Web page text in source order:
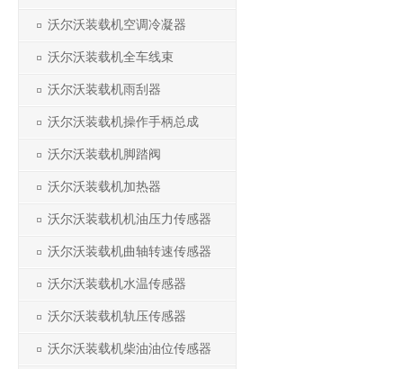
沃尔沃装载机空调冷凝器
沃尔沃装载机全车线束
沃尔沃装载机雨刮器
沃尔沃装载机操作手柄总成
沃尔沃装载机脚踏阀
沃尔沃装载机加热器
沃尔沃装载机机油压力传感器
沃尔沃装载机曲轴转速传感器
沃尔沃装载机水温传感器
沃尔沃装载机轨压传感器
沃尔沃装载机柴油油位传感器